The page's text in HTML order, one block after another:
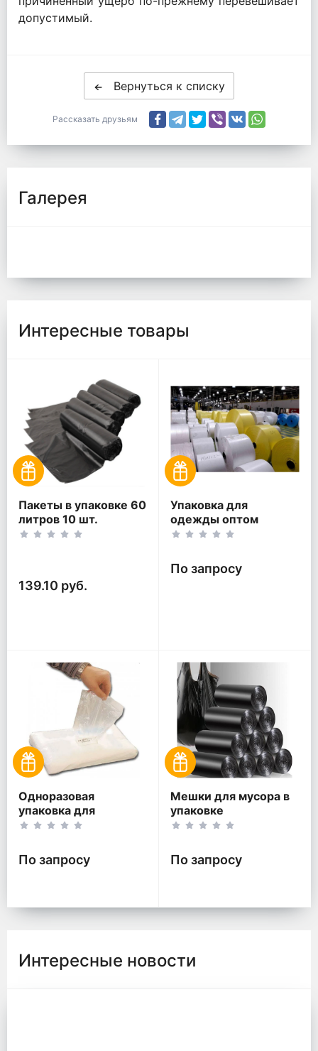
допустимый.
Вернуться к списку
Рассказать друзьям
Галерея
Интересные товары
Пакеты в упаковке 60
литров 10 шт.
(10шт*5рул)
139.10 руб.
Упаковка для
одежды оптом
По запросу
Одноразовая
упаковка для
пищевых товаров
По запросу
Мешки для мусора в
упаковке
По запросу
Интересные новости